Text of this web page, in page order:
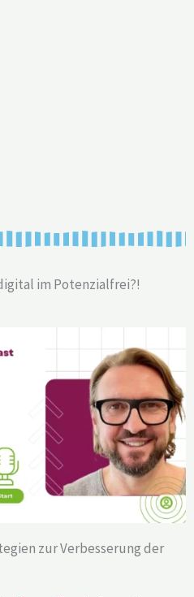
im Potenzialfrei?!
zur Verbesserung der